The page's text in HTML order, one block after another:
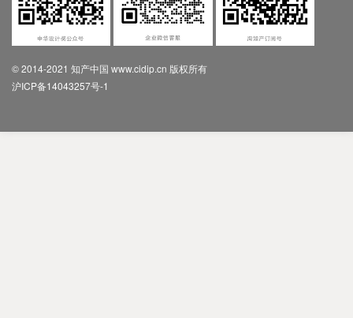
© 2014-2021 知产中国 www.cidip.cn 版权所有
沪ICP备14043257号-1